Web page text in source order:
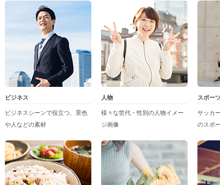
ビジネス
ビジネスシーンで役立つ、景色
や人などの素材
人物
様々な世代・性別の人物イメー
ジ画像
スポー
サッカ
のスポ